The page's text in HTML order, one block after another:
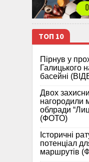
ТОП 10
Пірнув у
Галицького
басейні
Двох
нагородили
облради
(ФОТО)
Історичні
потенціал
маршрутів